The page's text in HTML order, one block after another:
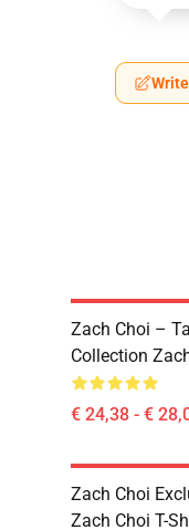
Zach Choi –
Collection
€ 24,38 - €
Zach Choi
Zach Choi T-